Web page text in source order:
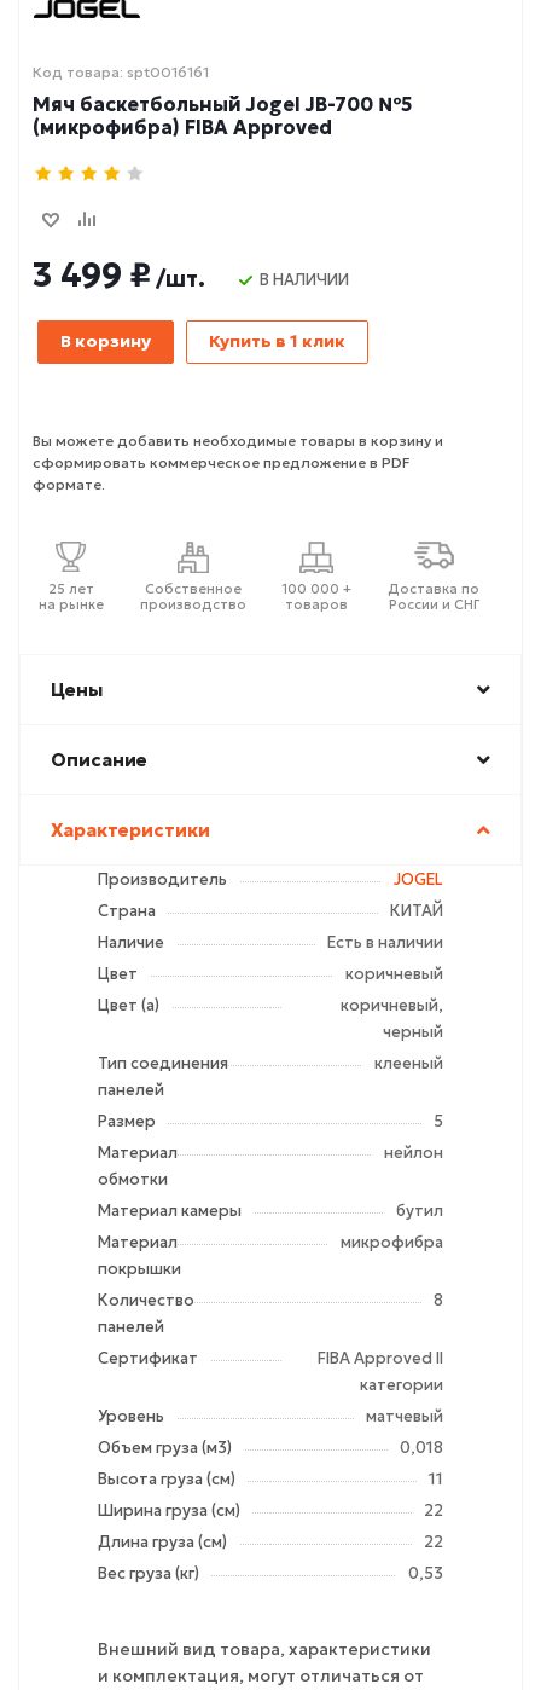
Код товара: spt0016161
Мяч баскетбольный Jogel JB-700 №5
(микрофибра) FIBA Approved
3 499 ₽ /шт. В НАЛИЧИИ
В корзину Купить в 1 клик
Вы можете добавить необходимые товары в корзину и
сформировать коммерческое предложение в PDF
формате.
25 лет
на рынке
Собственное
производство
100 000 +
товаров
Доставка по
России и СНГ
Цены
Описание
Характеристики
Производитель
JOGEL
Страна
КИТАЙ
Наличие
Есть в наличии
Цвет
коричневый
Цвет (а)
коричневый,
черный
Тип соединения
панелей
клееный
Размер
5
Материал
обмотки
нейлон
Материал камеры
бутил
Материал
покрышки
микрофибра
Количество
панелей
8
Сертификат
FIBA Approved II
категории
Уровень
матчевый
Объем груза (м3)
0,018
Высота груза (см)
11
Ширина груза (см)
22
Длина груза (см)
22
Вес груза (кг)
0,53
Внешний вид товара, характеристики
и комплектация, могут отличаться от